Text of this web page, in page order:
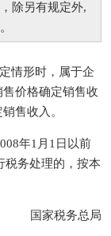
除另有规定外,
情形时，属于企
价格确定销售收
售收入。
年1月1日以前
税务处理的，按本
国家税务总局